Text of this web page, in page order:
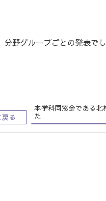
野グループごとの発表で
る
本学科同窓会である北
た